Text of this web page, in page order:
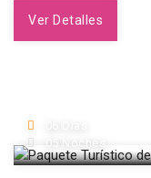
Ver Detalles
05 Noches